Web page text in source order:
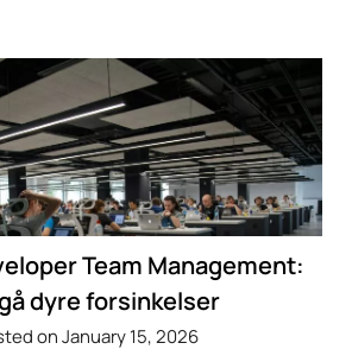
Team Management:
dyre forsinkelser
on January 15, 2026